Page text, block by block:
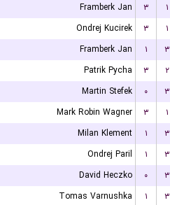
Framberk Jan
۳ ۱
Ondrej Kucirek
۳ ۱
Framberk Jan
۱ ۳
Patrik Pycha
۳ ۲
Martin Stefek
۰ ۳
Mark Robin Wagner
۳ ۱
Milan Klement
۱ ۳
Ondrej Paril
۱ ۳
David Heczko
۰ ۳
Tomas Varnushka
۱ ۳